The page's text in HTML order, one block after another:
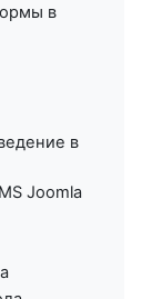
в
в
Joomla